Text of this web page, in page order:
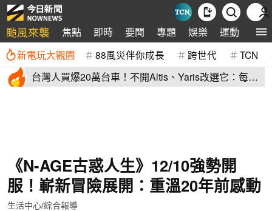
颱風來襲 焦點 即時 要聞 專題 娛樂 運動 全球
新電玩大觀園 88風災伴你成長 跨世代 TCN
台灣人買爆20萬台車！不開Altis、Yaris改選它：每輛
《N-AGE古惑人生》12/10強勢開
服！嶄新冒險展開：重溫20年前感動
生活中心/綜合報導